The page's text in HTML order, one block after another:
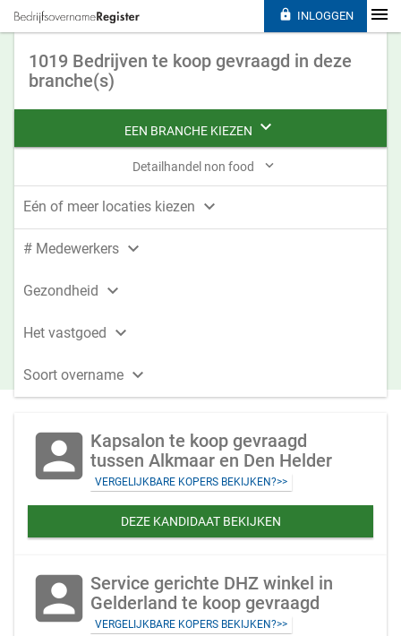
1019 Bedrijven te koop gevraagd in deze
branche(s)
EEN BRANCHE KIEZEN 
Detailhandel non food 
Eén of meer locaties kiezen 
# Medewerkers 
Gezondheid 
Het vastgoed 
Soort overname 
account_box Kapsalon te koop gevraagd
tussen Alkmaar en Den Helder
VERGELIJKBARE KOPERS BEKIJKEN?>>
DEZE KANDIDAAT BEKIJKEN
account_box Service gerichte DHZ winkel in
Gelderland te koop gevraagd
VERGELIJKBARE KOPERS BEKIJKEN?>>
 INLOGGEN